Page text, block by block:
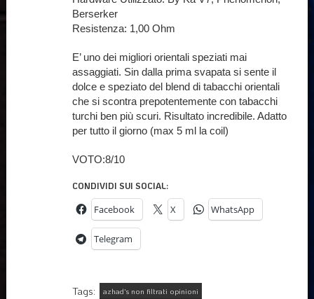
Berserker
Resistenza: 1,00 Ohm
E’ uno dei migliori orientali speziati mai
assaggiati. Sin dalla prima svapata si sente il
dolce e speziato del blend di tabacchi orientali
che si scontra prepotentemente con tabacchi
turchi ben più scuri. Risultato incredibile. Adatto
per tutto il giorno (max 5 ml la coil)
VOTO:8/10
CONDIVIDI SUI SOCIAL:
Facebook X WhatsApp
Telegram
Tags:
azhad's non filtrati opinioni